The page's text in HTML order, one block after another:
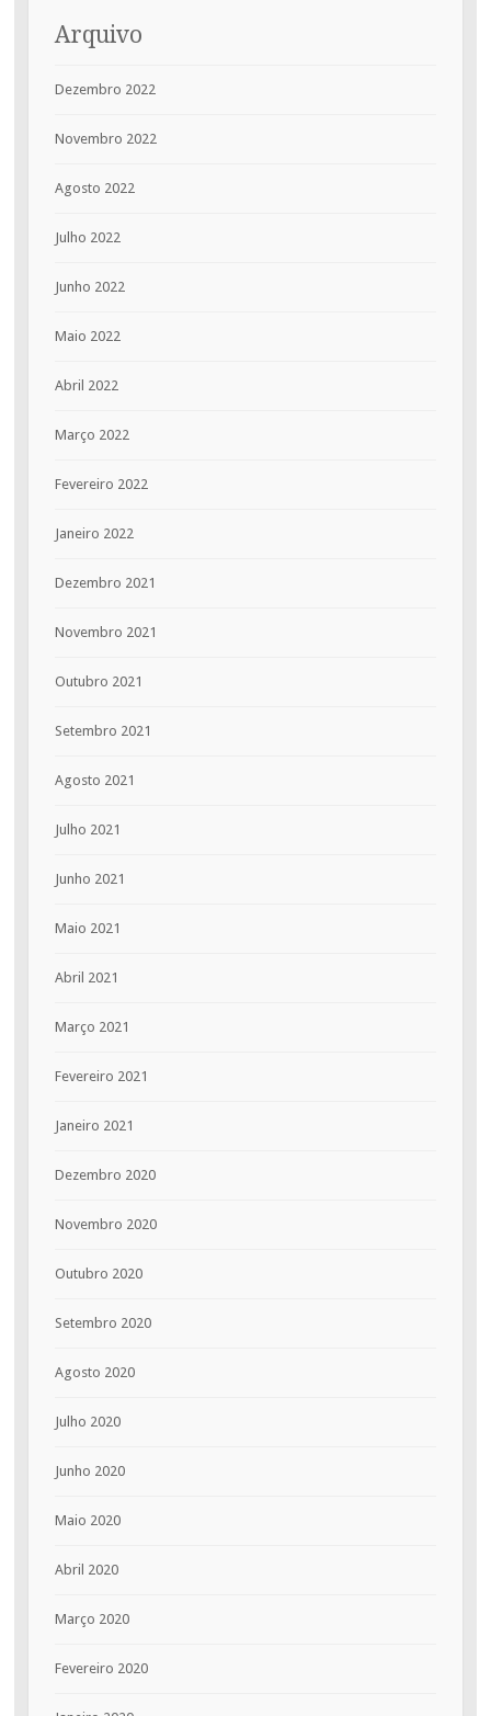
Arquivo
Dezembro 2022
Novembro 2022
Agosto 2022
Julho 2022
Junho 2022
Maio 2022
Abril 2022
Março 2022
Fevereiro 2022
Janeiro 2022
Dezembro 2021
Novembro 2021
Outubro 2021
Setembro 2021
Agosto 2021
Julho 2021
Junho 2021
Maio 2021
Abril 2021
Março 2021
Fevereiro 2021
Janeiro 2021
Dezembro 2020
Novembro 2020
Outubro 2020
Setembro 2020
Agosto 2020
Julho 2020
Junho 2020
Maio 2020
Abril 2020
Março 2020
Fevereiro 2020